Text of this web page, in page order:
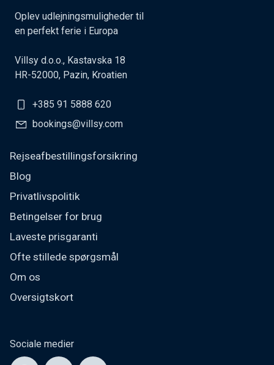
Oplev udlejningsmuligheder til
en perfekt ferie i Europa
Villsy d.o.o., Kastavska 18
HR-52000, Pazin, Kroatien
+385 91 5888 620
bookings@villsy.com
Rejseafbestillingsforsikring
Blog
Privatlivspolitik
Betingelser for brug
Laveste prisgaranti
Ofte stillede spørgsmål
Om os
Oversigtskort
Sociale medier